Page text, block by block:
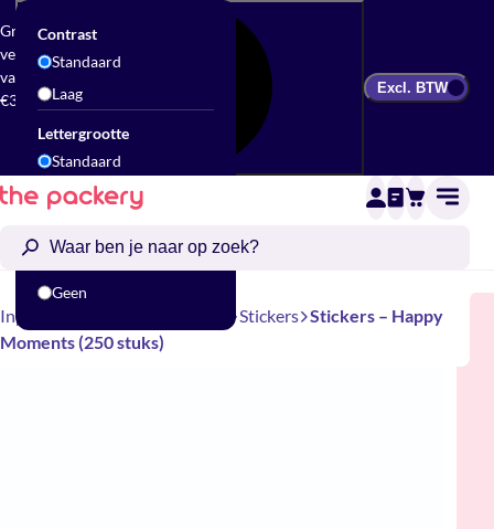
Gratis
verzending
vanaf
€300
Contrast
Standaard
Laag
Lettergrootte
Standaard
Groot
Geen
Excl. BTW
Inpakken Stickers Stickers – Happy
Moments (250 stuks)